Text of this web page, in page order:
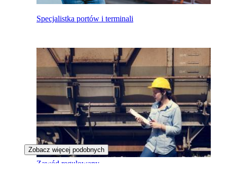
Specjalistka portów i terminali
Zawód regulowany
Zobacz więcej podobnych